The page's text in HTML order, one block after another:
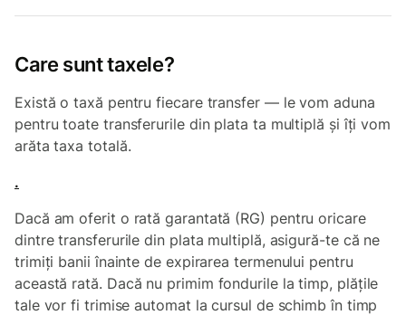
Care sunt taxele?
Există o taxă pentru fiecare transfer — le vom aduna
pentru toate transferurile din plata ta multiplă și îți vom
arăta taxa totală.
.
Dacă am oferit o rată garantată (RG) pentru oricare
dintre transferurile din plata multiplă, asigură-te că ne
trimiți banii înainte de expirarea termenului pentru
această rată. Dacă nu primim fondurile la timp, plățile
tale vor fi trimise automat la cursul de schimb în timp